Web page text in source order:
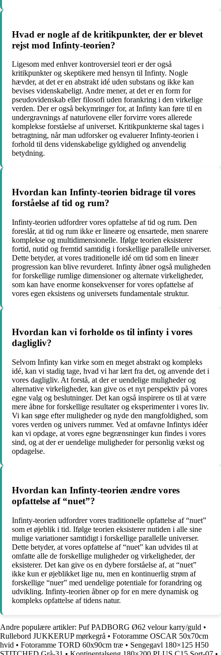
Hvad er nogle af de kritikpunkter, der er blevet
rejst mod Infinty-teorien?
Ligesom med enhver kontroversiel teori er der også
kritikpunkter og skeptikere med hensyn til Infinty. Nogle
hævder, at det er en abstrakt idé uden substans og ikke kan
bevises videnskabeligt. Andre mener, at det er en form for
pseudovidenskab eller filosofi uden forankring i den virkelige
verden. Der er også bekymringer for, at Infinty kan føre til en
undergravnings af naturlovene eller forvirre vores allerede
komplekse forståelse af universet. Kritikpunkterne skal tages i
betragtning, når man udforsker og evaluerer Infinty-teorien i
forhold til dens videnskabelige gyldighed og anvendelig
betydning.
Hvordan kan Infinty-teorien bidrage til vores
forståelse af tid og rum?
Infinty-teorien udfordrer vores opfattelse af tid og rum. Den
foreslår, at tid og rum ikke er lineære og ensartede, men snarere
komplekse og multidimensionelle. Ifølge teorien eksisterer
fortid, nutid og fremtid samtidig i forskellige parallelle universer.
Dette betyder, at vores traditionelle idé om tid som en lineær
progression kan blive revurderet. Infinty åbner også muligheden
for forskellige rumlige dimensioner og alternate virkeligheder,
som kan have enorme konsekvenser for vores opfattelse af
vores egen eksistens og universets fundamentale struktur.
Hvordan kan vi forholde os til infinty i vores
dagligliv?
Selvom Infinty kan virke som en meget abstrakt og kompleks
idé, kan vi stadig tage, hvad vi har lært fra det, og anvende det i
vores dagligliv. At forstå, at der er uendelige muligheder og
alternative virkeligheder, kan give os et nyt perspektiv på vores
egne valg og beslutninger. Det kan også inspirere os til at være
mere åbne for forskellige resultater og eksperimenter i vores liv.
Vi kan søge efter muligheder og nyde den mangfoldighed, som
vores verden og univers rummer. Ved at omfavne Infintys idéer
kan vi opdage, at vores egne begrænsninger kun findes i vores
sind, og at der er uendelige muligheder for personlig vækst og
opdagelse.
Hvordan kan Infinty-teorien ændre vores
opfattelse af “nuet”?
Infinty-teorien udfordrer vores traditionelle opfattelse af “nuet”
som et øjeblik i tid. Ifølge teorien eksisterer nutiden i alle sine
mulige variationer samtidigt i forskellige parallelle universer.
Dette betyder, at vores opfattelse af “nuet” kan udvides til at
omfatte alle de forskellige muligheder og virkeligheder, der
eksisterer. Det kan give os en dybere forståelse af, at “nuet”
ikke kun er øjeblikket lige nu, men en kontinuerlig strøm af
forskellige “nuer” med uendelige potentiale for forandring og
udvikling. Infinty-teorien åbner op for en mere dynamisk og
kompleks opfattelse af tidens natur.
Andre populære artikler: Puf PADBORG Ø62 velour karry/guld •
Rullebord JUKKERUP mørkegrå • Fotoramme OSCAR 50x70cm
hvid • Fotoramme TORD 60x90cm træ • Sengegavl 180×125 H50